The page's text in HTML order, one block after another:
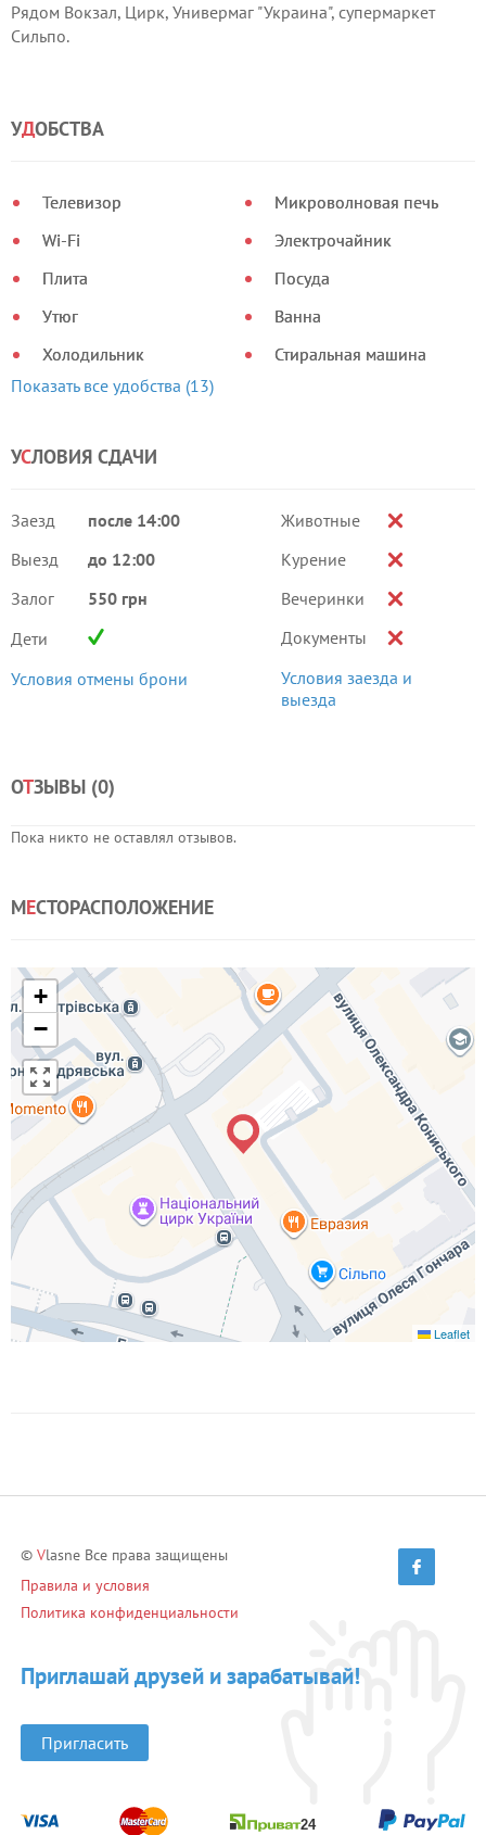
Рядом Вокзал, Цирк, Универмаг "Украина", супермаркет
Сильпо.
УДОБСТВА
Телевизор
Wi-Fi
Плита
Утюг
Холодильник
Микроволновая печь
Электрочайник
Посуда
Ванна
Стиральная машина
Показать все удобства (13)
УСЛОВИЯ СДАЧИ
Заезд
после 14:00
Выезд
до 12:00
Залог
550 грн
Дети
Условия отмены брони
Животные
Курение
Вечеринки
Документы
Условия заезда и
выезда
ОТЗЫВЫ (0)
Пока никто не оставлял отзывов.
МЕСТОРАСПОЛОЖЕНИЕ
+
−
Leaflet
© Vlasne Все права защищены
Правила и условия
Политика конфиденциальности
Приглашай друзей и зарабатывай!
Пригласить